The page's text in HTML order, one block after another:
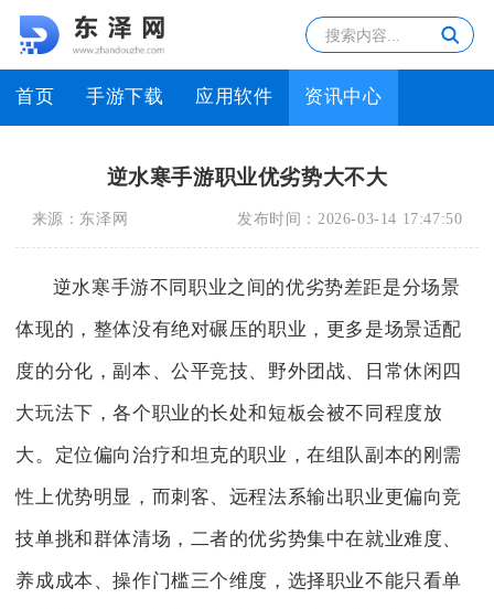
首页 手游下载 应用软件 资讯中心
逆水寒手游职业优劣势大不大
来源： 东泽网 发布时间： 2026-03-14 17:47:50
逆水寒手游不同职业之间的优劣势差距是分场景
体现的，整体没有绝对碾压的职业，更多是场景适配
度的分化，副本、公平竞技、野外团战、日常休闲四
大玩法下，各个职业的长处和短板会被不同程度放
大。定位偏向治疗和坦克的职业，在组队副本的刚需
性上优势明显，而刺客、远程法系输出职业更偏向竞
技单挑和群体清场，二者的优劣势集中在就业难度、
养成成本、操作门槛三个维度，选择职业不能只看单